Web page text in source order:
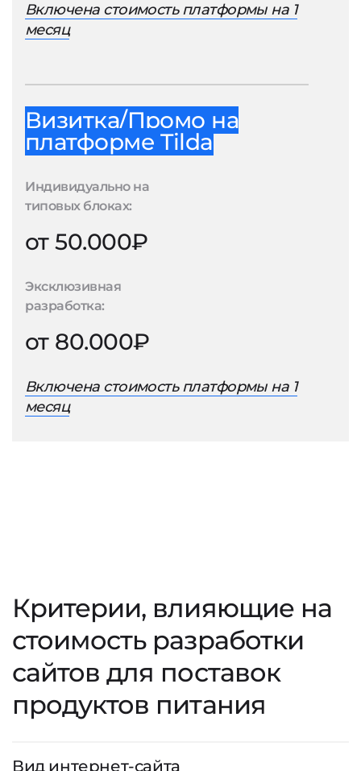
Включена стоимость платформы на 1
месяц
Визитка/Промо на
платформе Tilda
Индивидуально на
типовых блоках:
от 50.000₽
Эксклюзивная
разработка:
от 80.000₽
Включена стоимость платформы на 1
месяц
Критерии, влияющие на
стоимость разработки
сайтов для поставок
продуктов питания
Вид интернет-сайта